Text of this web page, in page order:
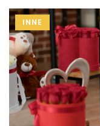
INNE